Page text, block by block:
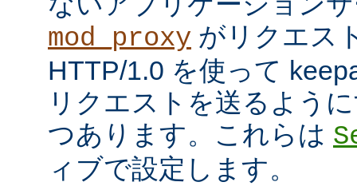
mod_proxy がリクエス
HTTP/1.0 を使って
リクエストを送るよう
つあります。これらは
ィブで設定します。